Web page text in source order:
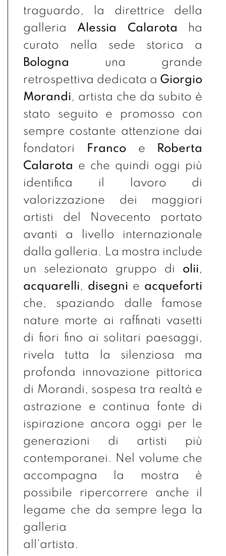
traguardo, la direttrice della
galleria Alessia Calarota ha
curato nella sede storica a
Bologna una grande
retrospettiva dedicata a Giorgio
Morandi, artista che da subito è
stato seguito e promosso con
sempre costante attenzione dai
fondatori
Francoe
Roberta
Calarota e che quindi oggi più
identifica il lavoro di
valorizzazione dei maggiori
artisti del Novecento portato
avanti a livello internazionale
dalla galleria. La mostra include
un selezionato gruppo di olii,
acquarelli, disegni e acqueforti
che, spaziando dalle famose
nature morte ai raffinati vasetti
di fiori fino ai solitari paesaggi,
rivela tutta la silenziosa ma
profonda innovazione pittorica
di Morandi, sospesa tra realtà e
astrazione e continua fonte di
ispirazione ancora oggi per le
generazioni di artisti più
contemporanei. Nel volume che
accompagna la mostra è
possibile ripercorrere anche il
legame che da sempre lega la
galleria
all'artista.